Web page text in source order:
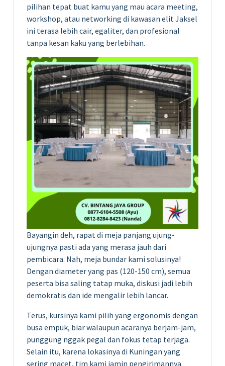
pilihan tepat buat kamu yang mau acara meeting,
workshop, atau networking di kawasan elit Jaksel
ini terasa lebih cair, egaliter, dan profesional
tanpa kesan kaku yang berlebihan.
Bayangin deh, rapat di meja panjang ujung-
ujungnya pasti ada yang merasa jauh dari
pembicara. Nah, meja bundar kami solusinya!
Dengan diameter yang pas (120-150 cm), semua
peserta bisa saling tatap muka, diskusi jadi lebih
demokratis dan ide mengalir lebih lancar.
Terus, kursinya kami pilih yang ergonomis dengan
busa empuk, biar walaupun acaranya berjam-jam,
punggung nggak pegal dan fokus tetap terjaga.
Selain itu, karena lokasinya di Kuningan yang
sering macet, tim kami jamin pengirimannya